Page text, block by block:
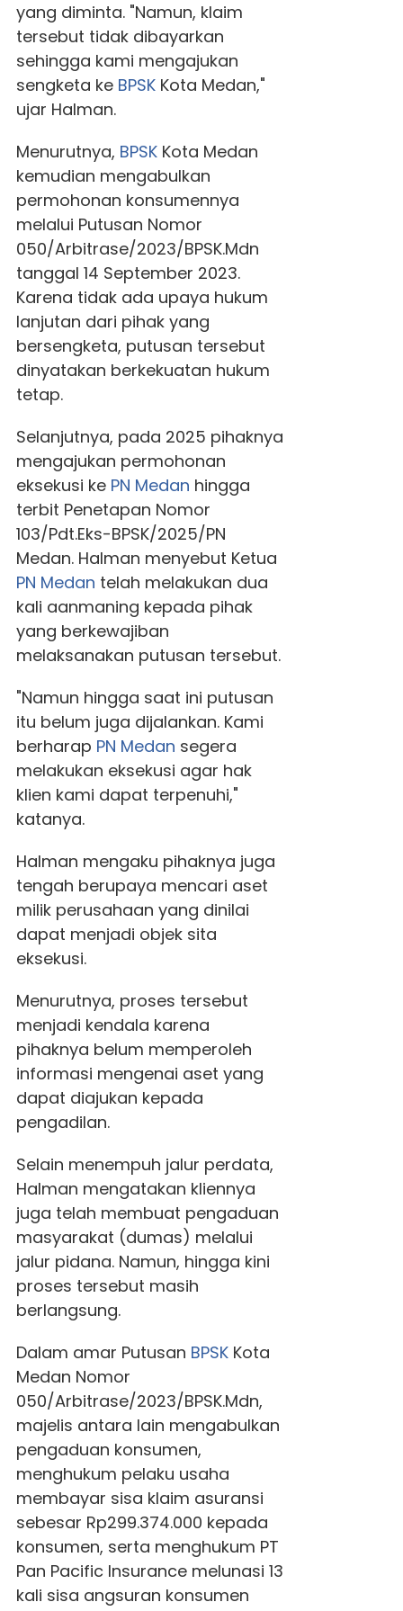
yang diminta. "Namun, klaim
tersebut tidak dibayarkan
sehingga kami mengajukan
sengketa keBPSKKota Medan,"
ujar Halman.
Menurutnya, BPSKKota Medan
kemudian mengabulkan
permohonan konsumennya
melalui Putusan Nomor
050/Arbitrase/2023/BPSK.Mdn
tanggal 14 September 2023.
Karena tidak ada upaya hukum
lanjutan dari pihak yang
bersengketa, putusan tersebut
dinyatakan berkekuatan hukum
tetap.
Selanjutnya, pada 2025 pihaknya
mengajukan permohonan
eksekusi kePN Medan hingga
terbit Penetapan Nomor
103/Pdt.Eks-BPSK/2025/PN
Medan. Halman menyebut Ketua
PN Medan telah melakukan dua
kali aanmaning kepada pihak
yang berkewajiban
melaksanakan putusan tersebut.
"Namun hingga saat ini putusan
itu belum juga dijalankan. Kami
berharap PN Medan segera
melakukan eksekusi agar hak
klien kami dapat terpenuhi,"
katanya.
Halman mengaku pihaknya juga
tengah berupaya mencari aset
milik perusahaan yang dinilai
dapat menjadi objek sita
eksekusi.
Menurutnya, proses tersebut
menjadi kendala karena
pihaknya belum memperoleh
informasi mengenai aset yang
dapat diajukan kepada
pengadilan.
Selain menempuh jalur perdata,
Halman mengatakan kliennya
juga telah membuat pengaduan
masyarakat (dumas) melalui
jalur pidana. Namun, hingga kini
proses tersebut masih
berlangsung.
Dalam amar Putusan BPSKKota
Medan Nomor
050/Arbitrase/2023/BPSK.Mdn,
majelis antara lain mengabulkan
pengaduan konsumen,
menghukum pelaku usaha
membayar sisa klaim asuransi
sebesar Rp299.374.000 kepada
konsumen, serta menghukum PT
Pan Pacific Insurance melunasi 13
kali sisa angsuran konsumen